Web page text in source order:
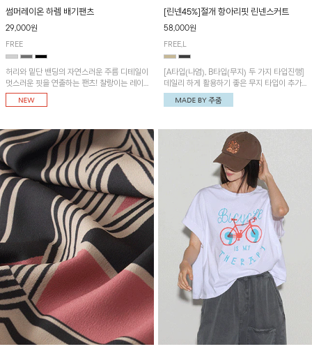
썸머레이온 하렘 배기팬츠
29,000원
FREE
허리와 밑단 밴딩의 자연스러운 주름 디테일이
멋스러운 핏을 연출하는 팬츠! 찰랑이는 레이
온 소재로 가볍고 시원하게 착용되며, 여유로
운 실루엣으로 활동성이 좋아 데일리 하게 즐
[린넨45%]절개 항아리핏 린넨스커트
58,000원
FREE,L
[A타입(나염), B타입(무지) 두 가지 타입진행]
데일리 하게 활용하기 좋은 무지 타입이 추가
되었어요~ 볼륨감 있는 항아리핏 실루엣이 유
니크하며 포켓디테일이 POINT!